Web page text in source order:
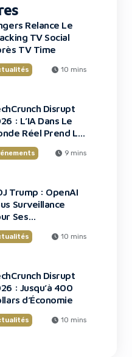
Relance Le
TV Social
TV Time
10 mins
Disrupt
: L’IA Dans Le
Réel Prend La
9 mins
Trump : OpenAI
Surveillance
Ses
10 mins
Disrupt
: Jusqu’à 400
d’Économie
10 mins